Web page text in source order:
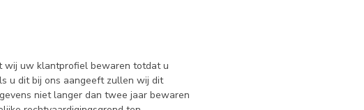
wij uw klantprofiel bewaren totdat u
u dit bij ons aangeeft zullen wij dit
niet langer dan twee jaar bewaren